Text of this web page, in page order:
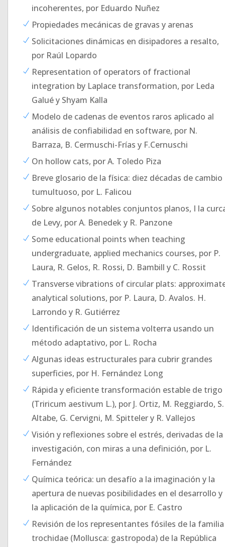
incoherentes, por Eduardo Nuñez
Propiedades mecánicas de gravas y arenas
Solicitaciones dinámicas en disipadores a resalto,
por Raúl Lopardo
Representation of operators of fractional
integration by Laplace transformation, por Leda
Galué y Shyam Kalla
Modelo de cadenas de eventos raros aplicado al
análisis de confiabilidad en software, por N.
Barraza, B. Cermuschi-Frías y F.Cernuschi
On hollow cats, por A. Toledo Piza
Breve glosario de la física: diez décadas de cambio
tumultuoso, por L. Falicou
Sobre algunos notables conjuntos planos, I la
de Levy, por A. Benedek y R. Panzone
Some educational points when teaching
undergraduate, applied mechanics courses, por P.
Laura, R. Gelos, R. Rossi, D. Bambill y C. Rossit
Transverse vibrations of circular plats:
analytical solutions, por P. Laura, D. Avalos. H.
Larrondo y R. Gutiérrez
Identificación de un sistema volterra usando un
método adaptativo, por L. Rocha
Algunas ideas estructurales para cubrir grandes
superficies, por H. Fernández Long
Rápida y eficiente transformación estable de trigo
(Triricum aestivum L.), por J. Ortiz, M. Reggiardo, S.
Altabe, G. Cervigni, M. Spitteler y R. Vallejos
Visión y reflexiones sobre el estrés, derivadas de la
investigación, con miras a una definición, por L.
Fernández
Química teórica: un desafío a la imaginación y la
apertura de nuevas posibilidades en el desarrollo y
la aplicación de la química, por E. Castro
Revisión de los representantes fósiles de la familia
trochidae (Mollusca: gastropoda) de la República